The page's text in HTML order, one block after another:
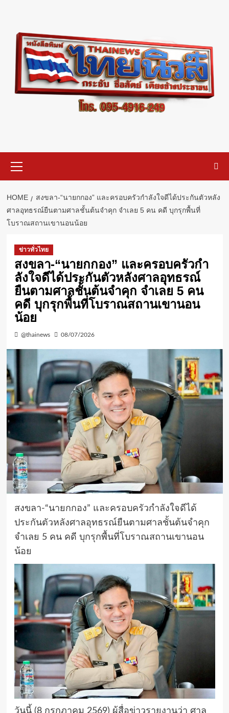
content
Menu
HOME
สงขลา-“นายกกอง” และครอบครัวกําลังใจดีได้ประกันตัวหลัง
ศาลอุทธรณ์ยืนตามศาลชั้นต้นจําคุก จําเลย 5 คน คดี บุกรุกพื้นที่
โบราณสถานเขานอนน้อย
ข่าวทั่วไทย
สงขลา-“นายกกอง” และครอบครัวกํา
ลังใจดีได้ประกันตัวหลังศาลอุทธรณ์
ยืนตามศาลชั้นต้นจําคุก จําเลย 5 คน
คดี บุกรุกพื้นที่โบราณสถานเขานอน
น้อย
@thainews 08/07/2026
สงขลา-“นายกกอง” และครอบครัวกําลังใจดีได้
ประกันตัวหลังศาลอุทธรณ์ยืนตามศาลชั้นต้นจําคุก
จําเลย 5 คน คดี บุกรุกพื้นที่โบราณสถานเขานอน
น้อย
วันนี้ (8 กรกฎาคม 2569) ผู้สื่อข่าวรายงานว่า ศาล